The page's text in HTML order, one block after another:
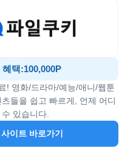
혜택:100,000P
! 영화/드라마/예능/애니/웹툰
들을 쉽고 빠르게, 언제 어디
있습니다.
사이트 바로가기